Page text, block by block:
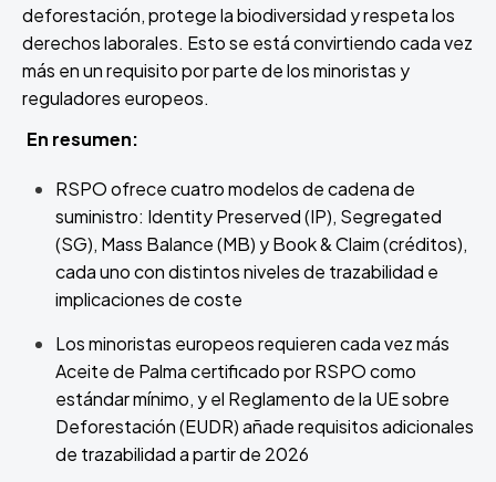
deforestación, protege la biodiversidad y respeta los
derechos laborales. Esto se está convirtiendo cada vez
más en un requisito por parte de los minoristas y
reguladores europeos.
En resumen:
RSPO ofrece cuatro modelos de cadena de
suministro: Identity Preserved (IP), Segregated
(SG), Mass Balance (MB) y Book & Claim (créditos),
cada uno con distintos niveles de trazabilidad e
implicaciones de coste
Los minoristas europeos requieren cada vez más
Aceite de Palma certificado por RSPO como
estándar mínimo, y el Reglamento de la UE sobre
Deforestación (EUDR) añade requisitos adicionales
de trazabilidad a partir de 2026